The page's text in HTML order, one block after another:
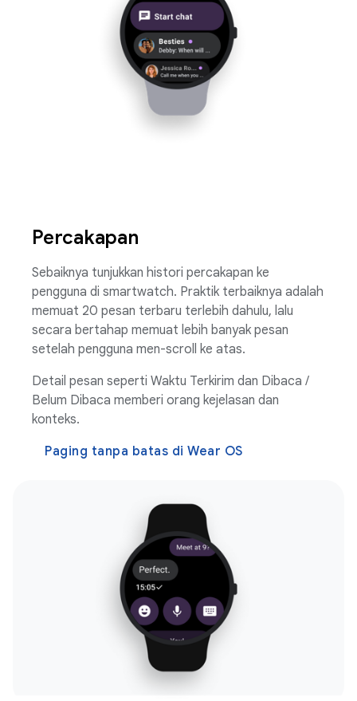
Percakapan
Sebaiknya tunjukkan histori percakapan ke
pengguna di smartwatch. Praktik terbaiknya adalah
memuat 20 pesan terbaru terlebih dahulu, lalu
secara bertahap memuat lebih banyak pesan
setelah pengguna men-scroll ke atas.
Detail pesan seperti Waktu Terkirim dan Dibaca /
Belum Dibaca memberi orang kejelasan dan
konteks.
Paging tanpa batas di Wear OS